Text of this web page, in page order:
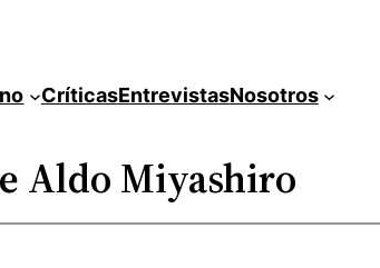
CríticasEntrevistasNosotros
Aldo Miyashiro